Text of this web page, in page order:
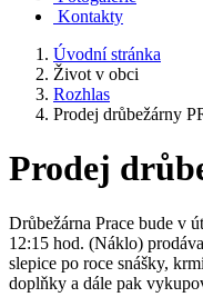
Kontakty
Úvodní stránka
Život v obci
Rozhlas
Prodej drůbežárny
Prodej
Drůbežárna Prace bude v
12:15 hod. (Náklo)
slepice po roce snášky,
doplňky a dále pak